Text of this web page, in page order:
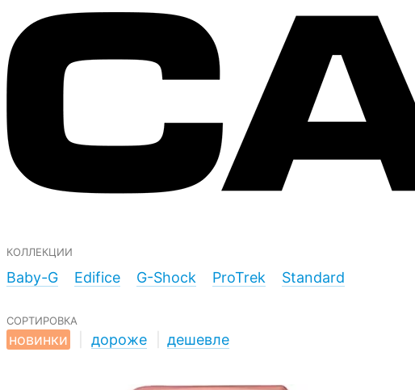
коллекции
Baby-G
Edifice G-Shock ProTrek Standard
сортировка
новинки
дороже дешевле